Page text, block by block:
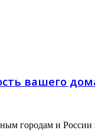
вашего
городам и России